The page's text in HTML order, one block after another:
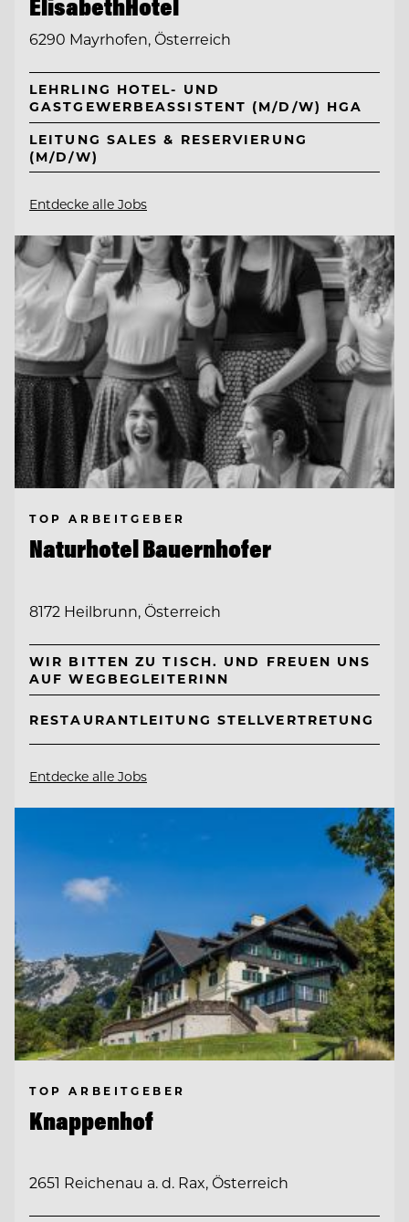
6290 Mayrhofen, Österreich
LEHRLING HOTEL- UND
GASTGEWERBEASSISTENT (M/D/W) HGA
LEITUNG SALES & RESERVIERUNG
(M/D/W)
Entdecke alle Jobs
TOP ARBEITGEBER
Naturhotel Bauernhofer
8172 Heilbrunn, Österreich
WIR BITTEN ZU TISCH. UND FREUEN UNS
AUF WEGBEGLEITERINN
RESTAURANTLEITUNG STELLVERTRETUNG
Entdecke alle Jobs
TOP ARBEITGEBER
Knappenhof
2651 Reichenau a. d. Rax, Österreich